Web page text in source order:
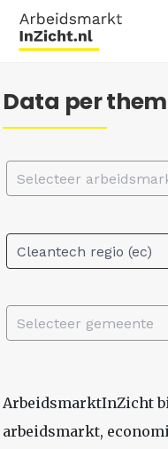
Data per
Selecteer
Cleantech regio (ec)
Selecteer gemeente
ArbeidsmarktInZicht
arbeidsmarkt,